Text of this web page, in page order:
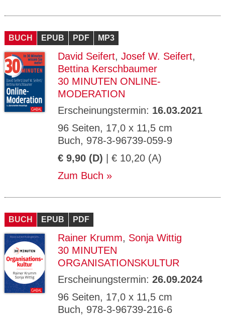
BUCH EPUB PDF MP3
David Seifert, Josef W. Seifert,
Bettina Kerschbaumer
30 MINUTEN ONLINE-
MODERATION
Erscheinungstermin: 16.03.2021
96 Seiten, 17,0 x 11,5 cm
Buch, 978-3-96739-059-9
€ 9,90 (D) | € 10,20 (A)
Zum Buch
BUCH EPUB PDF
Rainer Krumm, Sonja Wittig
30 MINUTEN
ORGANISATIONSKULTUR
Erscheinungstermin: 26.09.2024
96 Seiten, 17,0 x 11,5 cm
Buch, 978-3-96739-216-6